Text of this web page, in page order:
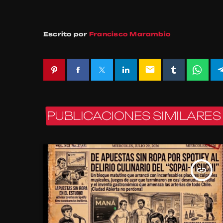
Escrito por Francisco Marambio
email
PUBLICACIONES SIMILARES
insert_link